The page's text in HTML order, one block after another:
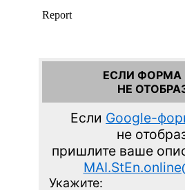
ЕСЛИ ФОРМА
НЕ
Если Google-
не
пришлите ваше
Укажите: